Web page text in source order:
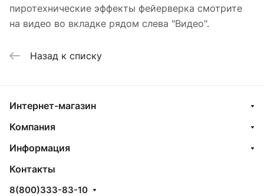
пиротехнические эффекты фейерверка смотрите
на видео во вкладке рядом слева "Видео".
Назад к списку
Интернет-магазин
Компания
Информация
Контакты
8(800)333-83-10